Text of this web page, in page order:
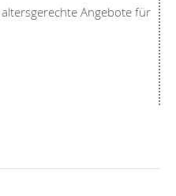
Angebote für